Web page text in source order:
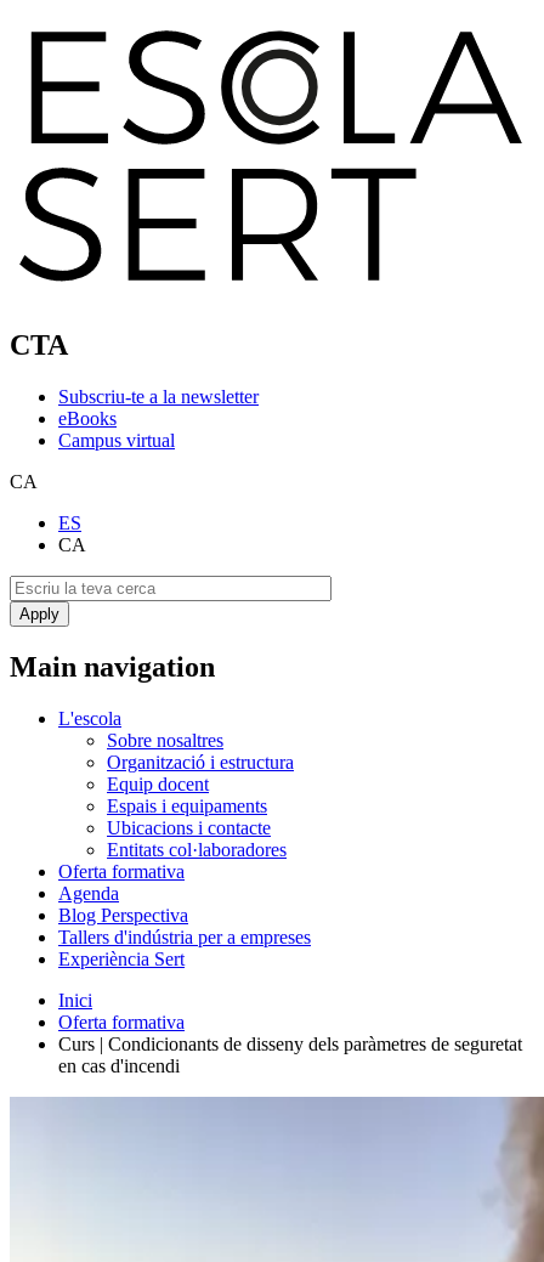
CTA
Subscriu-te a la newsletter
eBooks
Campus virtual
CA
ES
CA
Main navigation
L'escola
Sobre nosaltres
Organització i estructura
Equip docent
Espais i equipaments
Ubicacions i contacte
Entitats col·laboradores
Oferta formativa
Agenda
Blog Perspectiva
Tallers d'indústria per a empreses
Experiència Sert
Inici
Oferta formativa
Curs | Condicionants de disseny dels paràmetres de seguretat
en cas d'incendi